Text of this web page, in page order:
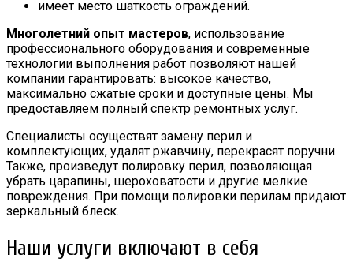
имеет место шаткость ограждений.
Многолетний опыт мастеров, использование
профессионального оборудования и современные
технологии выполнения работ позволяют нашей
компании гарантировать: высокое качество,
максимально сжатые сроки и доступные цены. Мы
предоставляем полный спектр ремонтных услуг.
Специалисты осуществят замену перил и
комплектующих, удалят ржавчину, перекрасят поручни.
Также, произведут полировку перил, позволяющая
убрать царапины, шероховатости и другие мелкие
повреждения. При помощи полировки перилам придают
зеркальный блеск.
Наши услуги включают в себя